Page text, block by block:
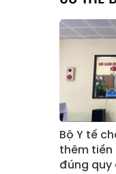
Bộ Y tế
thêm tiền
đúng quy